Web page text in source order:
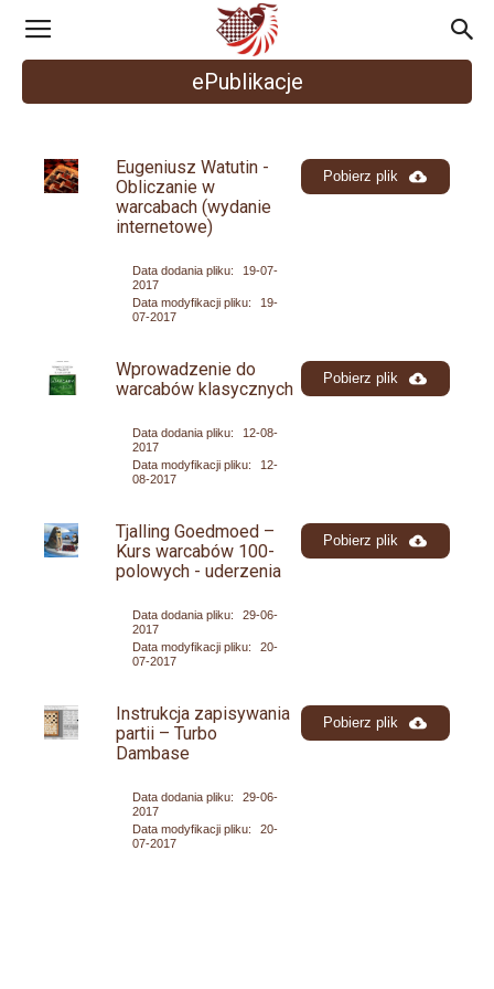
Polski
ePublikacje
Eugeniusz Watutin -
Obliczanie w
warcabach (wydanie
internetowe)
Data dodania pliku:
19-07-
2017
Data modyfikacji pliku:
19-
07-2017
Pobierz plik
Wprowadzenie do
warcabów klasycznych
Data dodania pliku:
12-08-
2017
Data modyfikacji pliku:
12-
08-2017
Pobierz plik
Tjalling Goedmoed –
Kurs warcabów 100-
polowych - uderzenia
Data dodania pliku:
29-06-
2017
Data modyfikacji pliku:
20-
07-2017
Pobierz plik
Instrukcja zapisywania
partii – Turbo
Dambase
Data dodania pliku:
29-06-
2017
Data modyfikacji pliku:
20-
07-2017
Pobierz plik